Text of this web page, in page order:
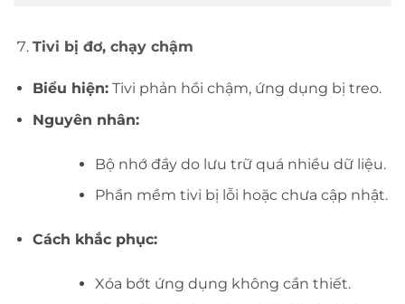
Tivi bị đơ, chạy chậm
Biểu hiện:Tivi phản hồi chậm, ứng dụng bị treo.
Nguyên nhân:
Bộ nhớ đầy do lưu trữ quá nhiều dữ liệu.
Phần mềm tivi bị lỗi hoặc chưa cập nhật.
Cách khắc phục:
Xóa bớt ứng dụng không cần thiết.